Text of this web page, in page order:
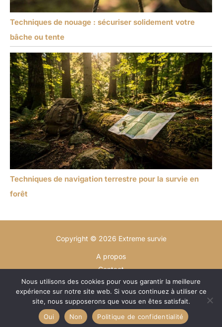
Techniques de nouage : sécuriser solidement votre
bâche ou tente
Techniques de navigation terrestre pour la survie en
forêt
Copyright © 2026 Extreme survie
A propos
Contact
Plan du site
Mentions légales
Politique de confidentialité
Nous utilisons des cookies pour vous garantir la meilleure
expérience sur notre site web. Si vous continuez à utiliser ce
site, nous supposerons que vous en êtes satisfait.
Oui
Non Politique de confidentialité